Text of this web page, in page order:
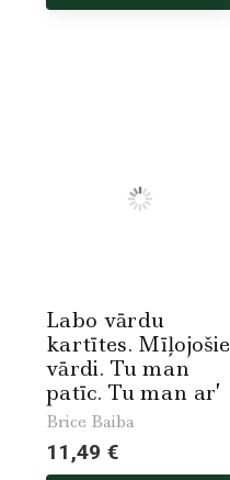
Labo vārdu
kartītes. Mīļojošie
vārdi. Tu man
patīc. Tu man ar’
Brice Baiba
11,49 €